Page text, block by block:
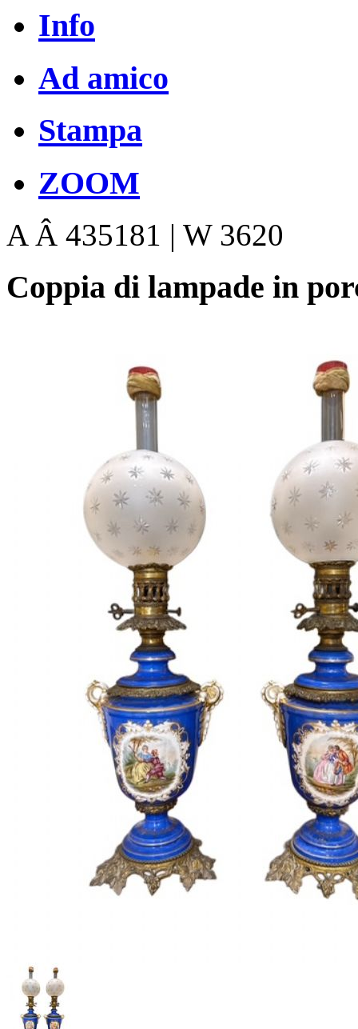
Info
Ad amico
Stampa
ZOOM
A Â 435181 | W 3620
Coppia di lampade in